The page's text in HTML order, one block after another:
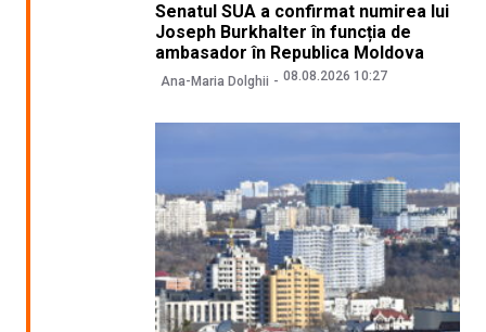
Senatul SUA a confirmat numirea lui
Joseph Burkhalter în funcția de
ambasador în Republica Moldova
Ana-Maria Dolghii 08.08.2026 10:27